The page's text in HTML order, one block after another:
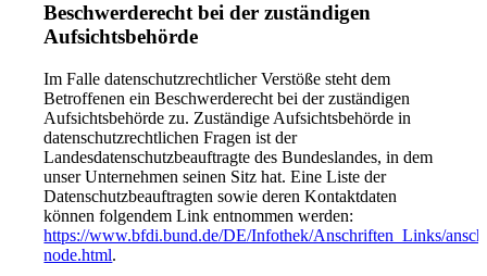
Beschwerderecht bei der zuständigen
Aufsichtsbehörde
Im Falle datenschutzrechtlicher Verstöße steht dem
Betroffenen ein Beschwerderecht bei der zuständigen
Aufsichtsbehörde zu. Zuständige Aufsichtsbehörde in
datenschutzrechtlichen Fragen ist der
Landesdatenschutzbeauftragte des Bundeslandes, in dem
unser Unternehmen seinen Sitz hat. Eine Liste der
Datenschutzbeauftragten sowie deren Kontaktdaten
können folgendem Link entnommen werden:
https://www.bfdi.bund.de/DE/Infothek/Anschriften_Links/
node.html.